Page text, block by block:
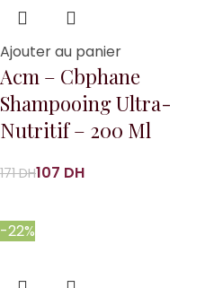
Ajouter au panier
Acm – Cbphane
Shampooing Ultra-
Nutritif – 200 Ml
171DH107 DH
-22%